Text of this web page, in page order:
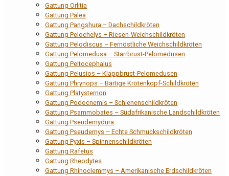
Gattung Orlitia
Gattung Palea
Gattung Pangshura – Dachschildkröten
Gattung Pelochelys – Riesen-Weichschildkröten
Gattung Pelodiscus – Fernöstliche Weichschildkröten
Gattung Pelomedusa – Starrbrust-Pelomedusen
Gattung Peltocephalus
Gattung Pelusios – Klappbrust-Pelomedusen
Gattung Phrynops – Bärtige Krötenkopf-Schildkröten
Gattung Platysternon
Gattung Podocnemis – Schienenschildkröten
Gattung Psammobates – Südafrikanische Landschildkröten
Gattung Pseudemydura
Gattung Pseudemys – Echte Schmuckschildkröten
Gattung Pyxis – Spinnenschildkröten
Gattung Rafetus
Gattung Rheodytes
Gattung Rhinoclemmys – Amerikanische Erdschildkröten